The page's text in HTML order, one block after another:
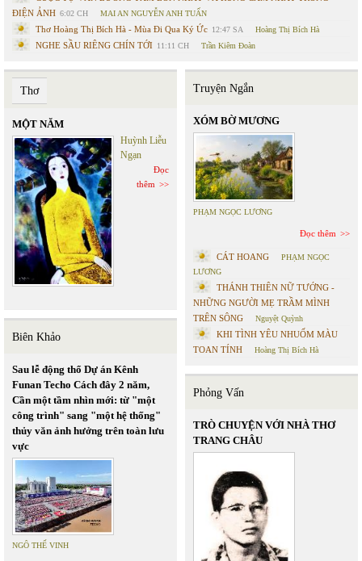
ĐIỆN ẢNH 6:02 CH MAI AN NGUYỄN ANH TUẤN
Thơ Hoàng Thị Bích Hà - Mùa Đi Qua Ký Ức 12:47 SA Hoàng Thị Bích Hà
NGHE SẦU RIÊNG CHÍN TỚI 11:11 CH Trần Kiêm Đoàn
Thơ
MỘT NĂM
Huỳnh Liễu
Ngạn
Đọc
thêm
Biên Khảo
Sau lễ động thổ Dự án Kênh
Funan Techo Cách đây 2 năm,
Cần một tầm nhìn mới: từ "một
công trình" sang "một hệ thống"
thủy văn ảnh hưởng trên toàn lưu
vực
NGÔ THẾ VINH
Truyện Ngắn
XÓM BỜ MƯƠNG
PHẠM NGỌC LƯƠNG
Đọc thêm
CÁT HOANG
PHẠM NGỌC
LƯƠNG
THÁNH THIÊN NỮ TƯỚNG -
NHỮNG NGƯỜI MẸ TRẦM MÌNH
TRÊN SÔNG
Nguyệt Quỳnh
KHI TÌNH YÊU NHUỐM MÀU
TOAN TÍNH
Hoàng Thị Bích Hà
Phỏng Vấn
TRÒ CHUYỆN VỚI NHÀ THƠ
TRANG CHÂU